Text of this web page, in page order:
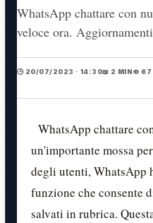
WhatsApp chattare con
veloce ora.
🕒 20/07/2023 · 14:30📖 2 MIN 👁️ 67
WhatsApp chattare
un'importante mossa
degli utenti, WhatsApp
funzione che consente
salvati in rubrica.